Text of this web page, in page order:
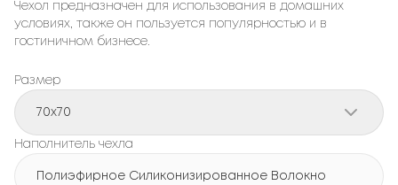
Чехол предназначен для использования в домашних
условиях, также он пользуется популярностью и в
гостиничном бизнесе.
Размер
70x70
Наполнитель чехла
Полиэфирное Силиконизированное Волокно